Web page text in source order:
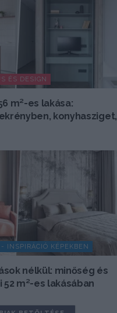
ÉS DESIGN
m²-es lakása:
konyhasziget,
INSPIRÁCIÓ KÉPEKBEN
nélkül: minőség és
m²-es lakásában